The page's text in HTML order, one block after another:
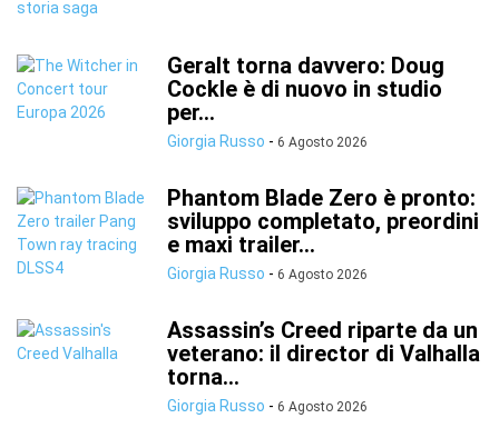
Geralt torna davvero: Doug
Cockle è di nuovo in studio
per...
Giorgia Russo - 6 Agosto 2026
Phantom Blade Zero è pronto:
sviluppo completato, preordini
e maxi trailer...
Giorgia Russo - 6 Agosto 2026
Assassin’s Creed riparte da un
veterano: il director di Valhalla
torna...
Giorgia Russo - 6 Agosto 2026